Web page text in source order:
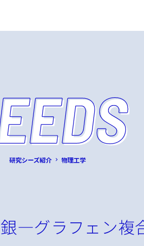
研究シーズ紹介 物理工学
―グラフェン複